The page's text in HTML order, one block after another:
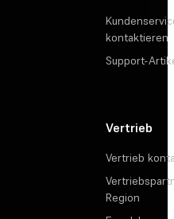
kontaktieren
Support-
Vertrieb
Vertrieb
Region